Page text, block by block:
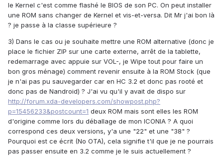
le Kernel c'est comme flashé le BIOS de son PC. On peut installer
une ROM sans changer de Kernel et vis-et-versa. Dit Mr j'ai bon là
? je passe à la classe supérieure ?
3) Dans le cas ou je souhaite mettre une ROM alternative (donc je
place le fichier ZIP sur une carte externe, arrêt de la tablette,
redemarrage avec appuie sur VOL-, je Wipe tout pour faire un
bon gros ménage) comment revenir ensuite à la ROM Stock (que
je n'ai pas pu sauvegarder car en HC 3.2 et donc pas rooté et
donc pas de Nandroid) ? J'ai vu qu'il y avait de dispo sur
http://forum.xda-developers.com/showpost.php?
p=15456233&postcount=1 deux ROM mais sont elles les ROM
d'origine comme lors du déballage de mon ICONIA ? A quoi
correspond ces deux versions, y'a une "22" et une "38" ?
Pourquoi est ce écrit (No OTA), cela signifie t'il que je ne pourrais
pas passer ensuite en 3.2 comme je le suis actuellement ?